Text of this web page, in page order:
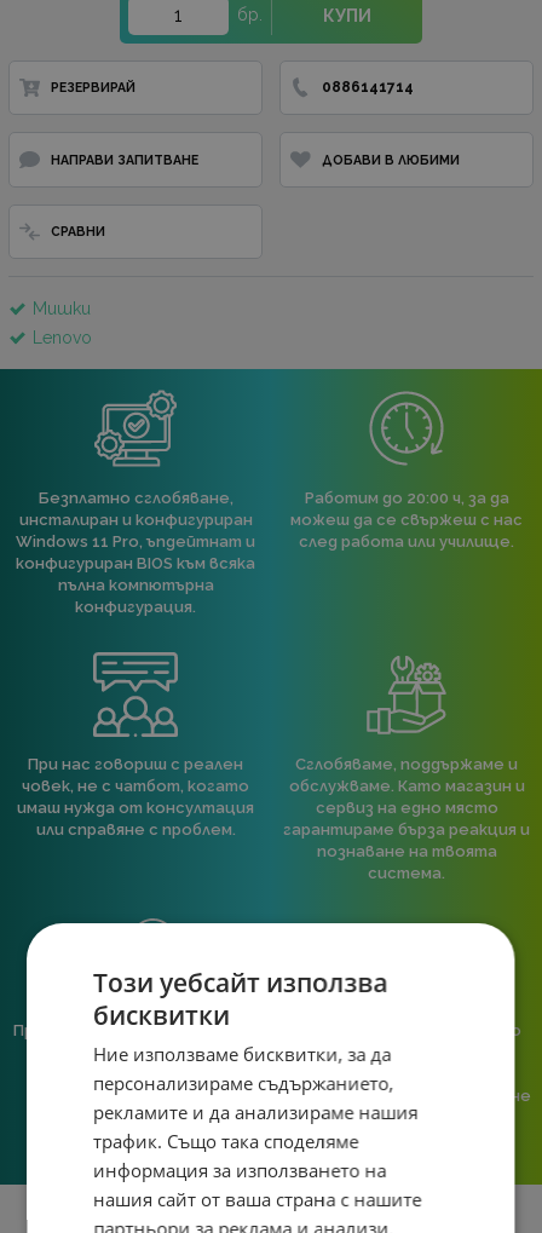
бр. КУПИ
РЕЗЕРВИРАЙ 0886141714
НАПРАВИ ЗАПИТВАНЕ ДОБАВИ В ЛЮБИМИ
СРАВНИ
Мишки
Lenovo
Безплатно сглобяване,
инсталиран и конфигуриран
Windows 11 Pro, ъпдейтнат и
конфигуриран BIOS към всяка
пълна компютърна
конфигурация.
Работим до 20:00 ч, за да
можеш да се свържеш с нас
след работа или училище.
При нас говориш с реален
човек, не с чатбот, когато
имаш нужда от консултация
или справяне с проблем.
Сглобяваме, поддържаме и
обслужваме. Като магазин и
сервиз на едно място
гарантираме бърза реакция и
познаване на твоята
система.
Предлагаме различни методи
на плащане, включително
криптовалута.
Ние сме малък екип и точно
затова поемаме лична
поръчка. Ако има проблем – не
го прехвърляме, а го
Този уебсайт използва
бисквитки
Ние използваме бисквитки, за да
персонализираме съдържанието,
рекламите и да анализираме нашия
трафик. Също така споделяме
информация за използването на
нашия сайт от ваша страна с нашите
партньори за реклама и анализи,